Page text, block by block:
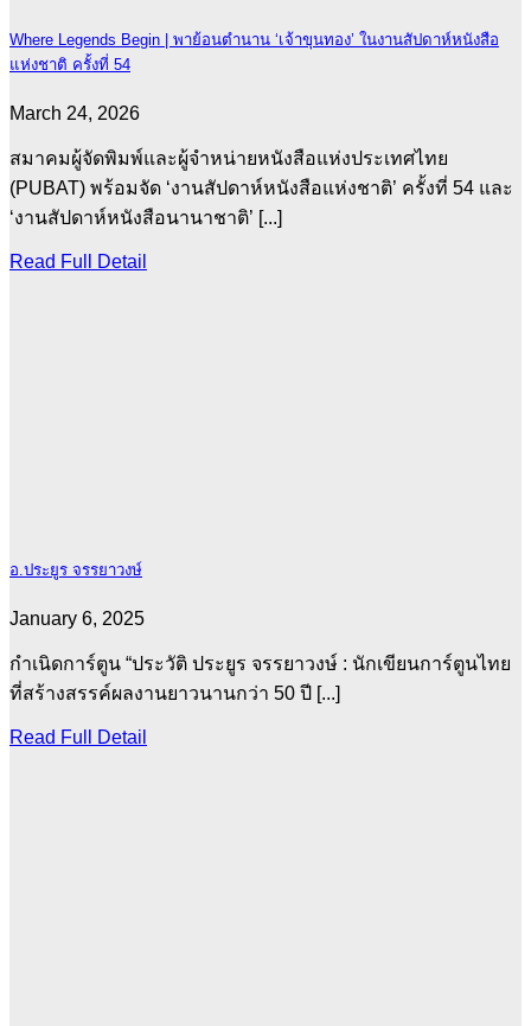
Where Legends Begin | พาย้อนตำนาน ‘เจ้าขุนทอง’ ในงานสัปดาห์หนังสือ
แห่งชาติ ครั้งที่ 54
March 24, 2026
สมาคมผู้จัดพิมพ์และผู้จำหน่ายหนังสือแห่งประเทศไทย
(PUBAT) พร้อมจัด ‘งานสัปดาห์หนังสือแห่งชาติ’ ครั้งที่ 54 และ
‘งานสัปดาห์หนังสือนานาชาติ’ [...]
Read Full Detail
อ.ประยูร จรรยาวงษ์
January 6, 2025
กำเนิดการ์ตูน “ประวัติ ประยูร จรรยาวงษ์ : นักเขียนการ์ตูนไทย
ที่สร้างสรรค์ผลงานยาวนานกว่า 50 ปี [...]
Read Full Detail